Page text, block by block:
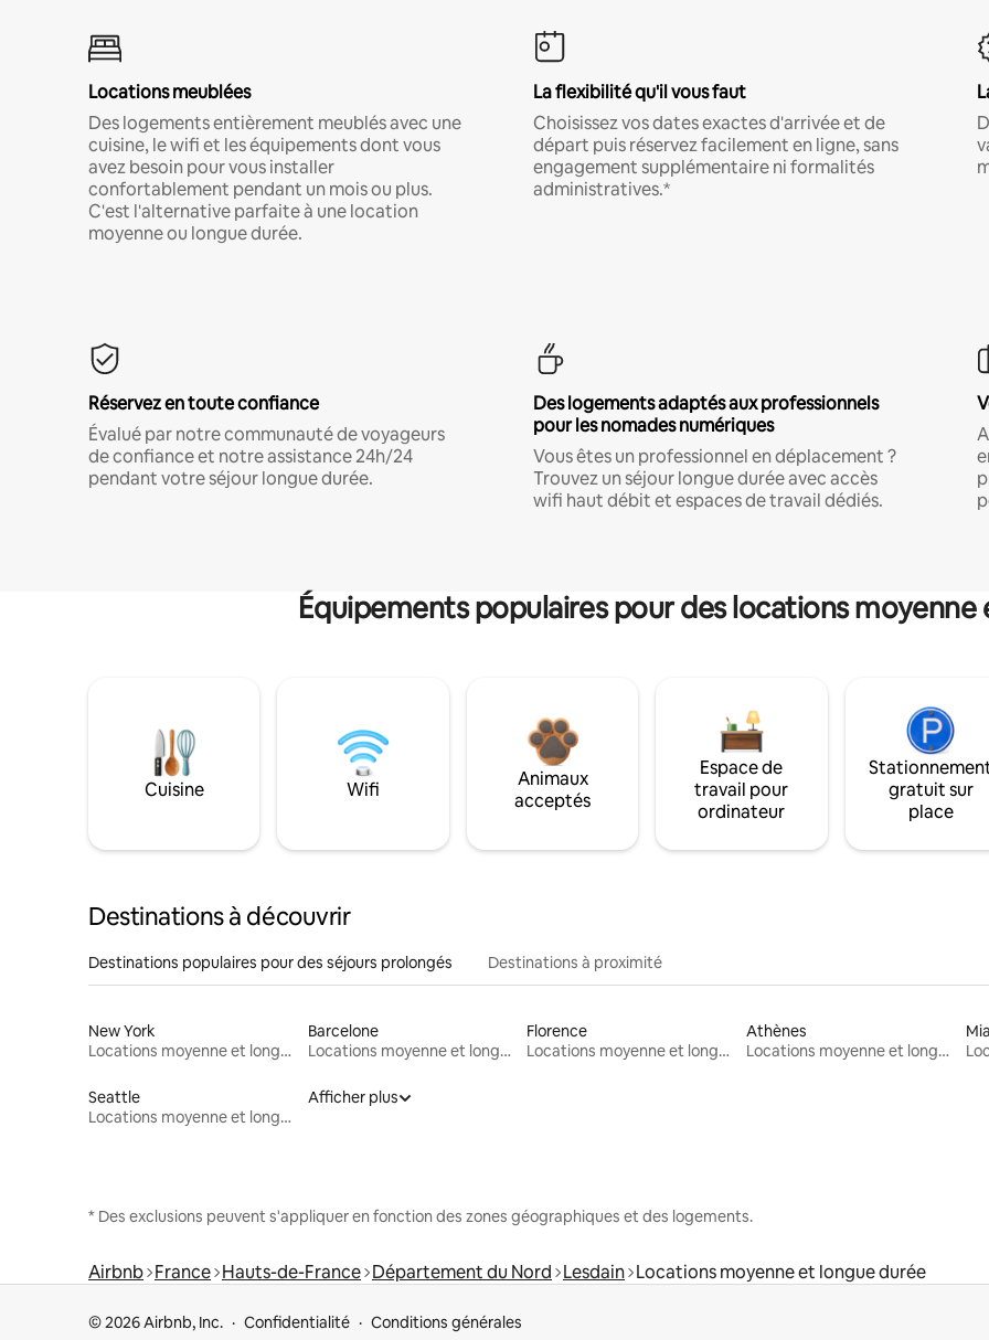
Locations meublées
Des logements entièrement meublés avec une
cuisine, le wifi et les équipements dont vous
avez besoin pour vous installer
confortablement pendant un mois ou plus.
C'est l'alternative parfaite à une location
moyenne ou longue durée.
La flexibilité qu'il vous faut
Choisissez vos dates exactes d'arrivée et de
départ puis réservez facilement en ligne, sans
engagement supplémentaire ni formalités
administratives.*
Réservez en toute confiance
Évalué par notre communauté de voyageurs
de confiance et notre assistance 24h/24
pendant votre séjour longue durée.
Des logements adaptés aux professionnels
pour les nomades numériques
Vous êtes un professionnel en déplacement ?
Trouvez un séjour longue durée avec accès
wifi haut débit et espaces de travail dédiés.
Équipements populaires pour des locations
Cuisine Wifi
Animaux
acceptés
Espace de
travail pour
ordinateur
gratuit sur
place
Destinations à découvrir
Destinations populaires pour des séjours prolongés Destinations à proximité
New York
Locations moyenne et longue durée
Barcelone
Locations moyenne et longue durée
Florence
Locations moyenne et longue durée
Athènes
Locations moyenne et longue durée
Seattle
Locations moyenne et longue durée
Afficher plus
* Des exclusions peuvent s'appliquer en fonction des zones géographiques et des logements.
Airbnb France Hauts-de-France Département du Nord Lesdain Locations moyenne et longue durée
© 2026 Airbnb, Inc. Confidentialité Conditions générales